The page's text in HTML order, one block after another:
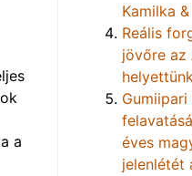
a
Kamilka
Reális
jövőre az
helyettünk
éves
jelenlétét